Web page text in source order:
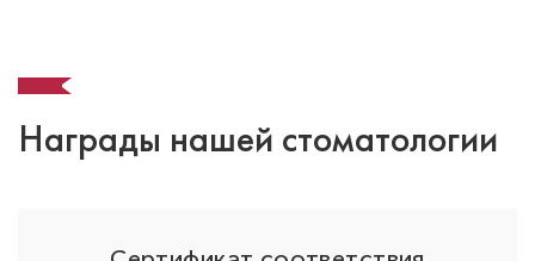
Награды нашей стоматологии